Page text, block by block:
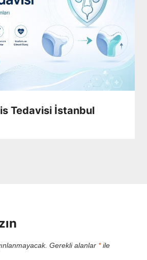
Tedavisi İstanbul
Gerekli alanlar *ile